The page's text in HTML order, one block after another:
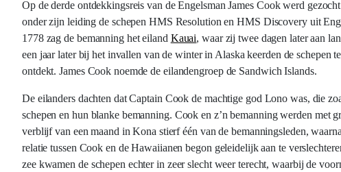
Op de derde ontdekkingsreis van de Engelsman James Cook werd
onder zijn leiding de schepen HMS Resolution en HMS Discovery uit
1778 zag de bemanning het eiland Kauai, waar zij twee dagen later aan
een jaar later bij het invallen van de winter in Alaska keerden de schepen
ontdekt. James Cook noemde de eilandengroep de Sandwich Islands.
De eilanders dachten dat Captain Cook de machtige god Lono was, die
schepen en hun blanke bemanning. Cook en z’n bemanning werden met
verblijf van een maand in Kona stierf één van de bemanningsleden,
relatie tussen Cook en de Hawaiianen begon geleidelijk aan te
zee kwamen de schepen echter in zeer slecht weer terecht, waarbij de